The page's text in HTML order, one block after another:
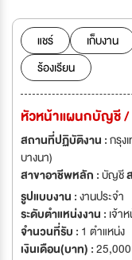
ของลูกค้าซึ่งเป็นเป้าหมายอันยิ่งใหญ่ของเรา
ขยายกิจการ เพื่อรองรับเ
บุคลากรที่มีความสามารถ
แชร์ เก็บงาน
ร้องเรียน
หัวหน้าแผนกบัญชี
สถานที่ปฏิบัติงาน :กรุง
บางนา)
สาขาอาชีพหลัก :บัญชี
รูปแบบงาน :งานประจำ
ระดับตำแหน่งงาน : เจ้า
จำนวนที่รับ : 1 ตำแหน่ง
เงินเดือน(บาท) :